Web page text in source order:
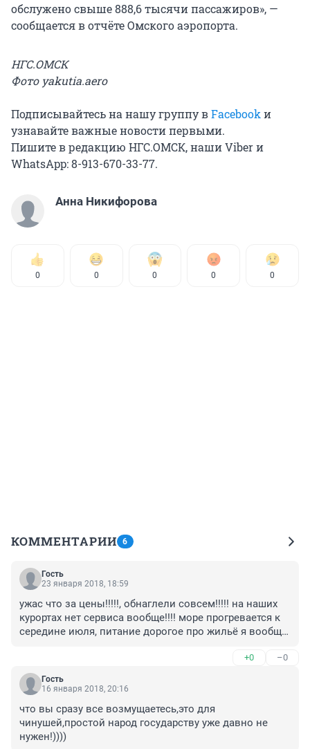
обслужено свыше 888,6 тысячи пассажиров», —
сообщается в отчёте Омского аэропорта.
НГС.ОМСК
Фото yakutia.aero
Подписывайтесь на нашу группу вFacebook и
узнавайте важные новости первыми.
Пишите в редакцию НГС.ОМСК, наши Viber и
WhatsApp: 8-913-670-33-77.
Анна Никифорова
0 0 0 0 0
КОММЕНТАРИИ 6
Гость
23 января 2018, 18:59
ужас что за цены!!!!!, обнаглели совсем!!!!! на наших
курортах нет сервиса вообще!!!! море прогревается к
середине июля, питание дорогое про жильё я вообще
+0 –0
Гость
16 января 2018, 20:16
что вы сразу все возмущаетесь,это для
чинушей,простой народ государству уже давно не
нужен!))))